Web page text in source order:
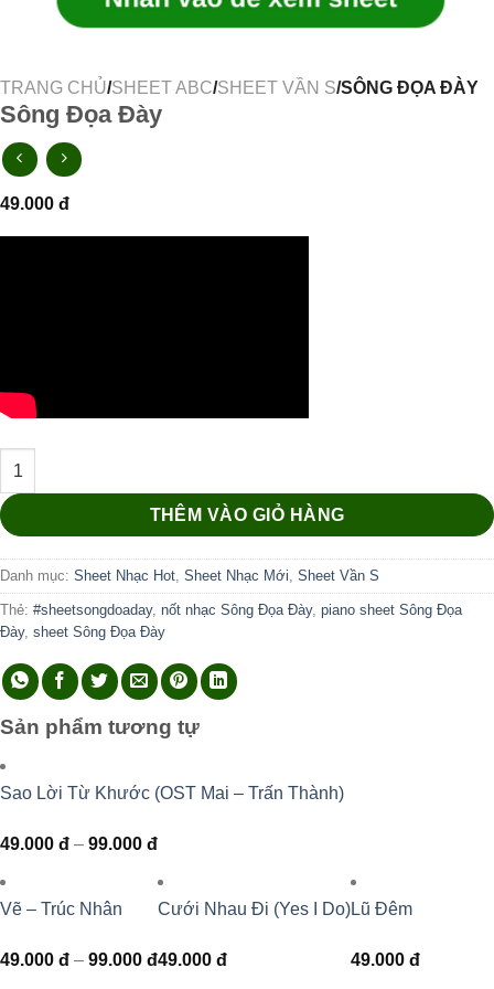
TRANG CHỦ/SHEET ABC/SHEET VẦN S/SÔNG ĐỌA ĐÀY
Sông Đọa Đày
49.000 đ
Sông Đọa Đày số lượng
THÊM VÀO GIỎ HÀNG
Danh mục: Sheet Nhạc Hot, Sheet Nhạc Mới, Sheet Vần S
Thẻ: #sheetsongdoaday, nốt nhạc Sông Đọa Đày, piano sheet Sông Đọa
Đày, sheet Sông Đọa Đày
Sản phẩm tương tự
Sao Lời Từ Khước (OST Mai – Trấn Thành)
49.000 đ – 99.000 đKhoảng
49.000 đ
đến
Vẽ – Trúc Nhân
49.000 đ – 99.000 đKhoảng
giá:
Cưới Nhau Đi (Yes I Do)
49.000 đ
Lũ Đêm
49.000 đ